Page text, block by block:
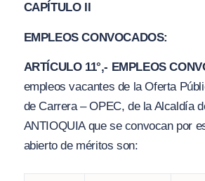
CAPÍTULO II
EMPLEOS CONVOCADOS:
ARTÍCULO 11°,- EMPLEOS
empleos vacantes de la Oferta
de Carrera – OPEC, de la Alcaldía
ANTIOQUIA que se convocan por
abierto de méritos son: